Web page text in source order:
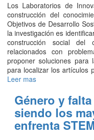
Los Laboratorios de
construcción del
Objetivos de Desarrollo
la investigación es
construcción social del
relacionados con
proponer soluciones para
para localizar los artículos
Leer mas
Género y
siendo los
enfrenta